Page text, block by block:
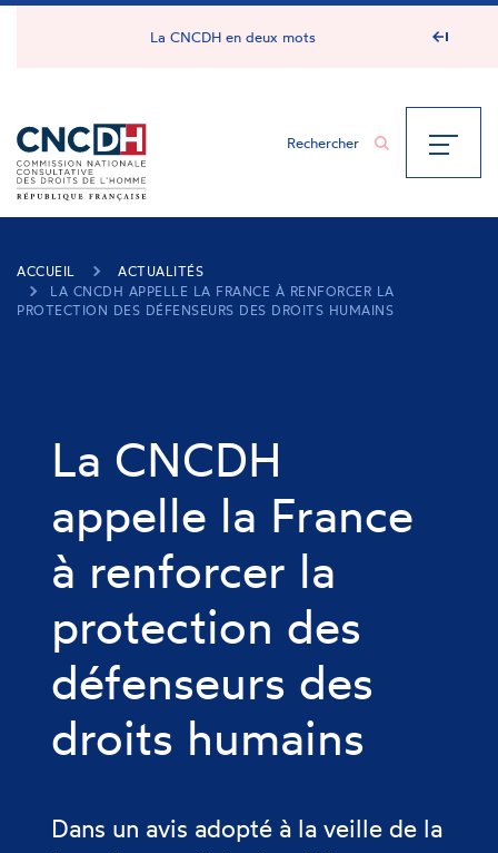
Panneau de gestion des cookies
La CNCDH en deux mots
ACCUEIL
ACTUALITÉS
LA CNCDH APPELLE LA FRANCE À RENFORCER LA
PROTECTION DES DÉFENSEURS DES DROITS HUMAINS
La CNCDH
appelle la France
à renforcer la
protection des
défenseurs des
droits humains
Dans un avis adopté à la veille de la